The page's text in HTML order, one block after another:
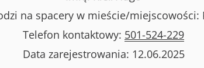
na spacery w mieście/miejscowości:
Telefon kontaktowy: 501-524-229
Data zarejestrowania: 12.06.2025